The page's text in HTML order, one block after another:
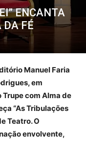
ENCANTA
DA FÉ
Manuel Faria
em
Trupe com Alma de
“As Tribulações
Teatro. O
envolvente,